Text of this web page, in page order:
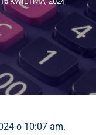
o 10:07 am.